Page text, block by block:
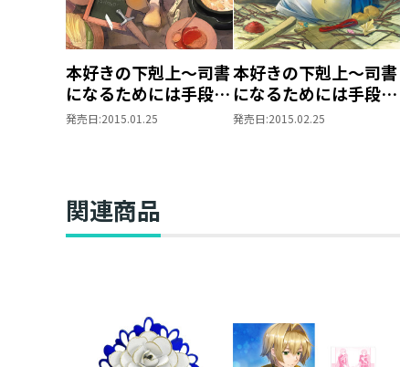
本好きの下剋上～司書
になるためには手段を
選んでいられません～
発売日:2015.01.25
本好きの下剋上～司書
になるためには手段を
選んでいられません～
発売日:2015.02.25
関連商品